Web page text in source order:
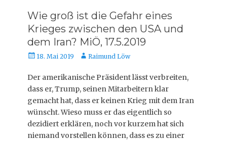
Wie groß ist die Gefahr eines
Krieges zwischen den USA und
dem Iran? MiÖ, 17.5.2019
Veröffentlicht
18. Mai 2019 AutorRaimund Löw
Der amerikanische Präsident lässt verbreiten,
dass er, Trump, seinen Mitarbeitern klar
gemacht hat, dass er keinen Krieg mit dem Iran
wünscht. Wieso muss er das eigentlich so
dezidiert erklären, noch vor kurzem hat sich
niemand vorstellen können, dass es zu einer